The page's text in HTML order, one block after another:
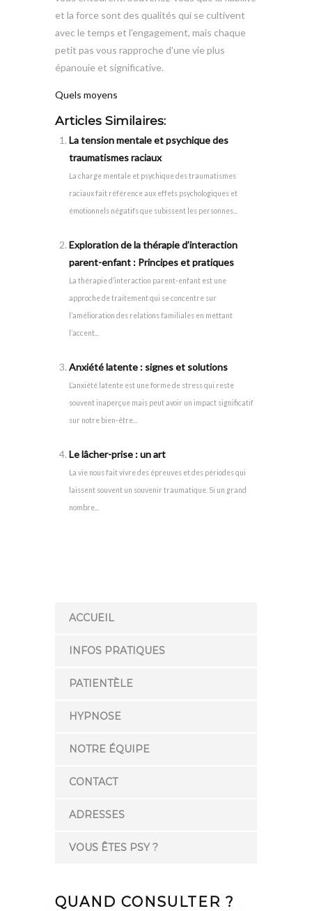
et la force sont des qualités qui se cultivent
avec le temps et l’engagement, mais chaque
petit pas vous rapproche d’une vie plus
épanouie et significative.
Quels moyens
Articles Similaires:
La tension mentale et psychique des
traumatismes raciaux
La charge mentale et psychique des traumatismes
raciaux fait référence aux effets psychologiques et
émotionnels négatifs que subissent les personnes...
Exploration de la thérapie d’interaction
parent-enfant : Principes et pratiques
La thérapie d’interaction parent-enfant est une
approche de traitement qui se concentre sur
l’amélioration des relations familiales en mettant
l’accent...
Anxiété latente : signes et solutions
L’anxiété latente est une forme de stress qui reste
souvent inaperçue mais peut avoir un impact significatif
sur notre bien-être...
Le lâcher-prise : un art
La vie nous fait vivre des épreuves et des périodes qui
laissent souvent un souvenir traumatique. Si un grand
nombre...
ACCUEIL
INFOS PRATIQUES
PATIENTÈLE
HYPNOSE
NOTRE ÉQUIPE
CONTACT
ADRESSES
VOUS ÊTES PSY ?
QUAND CONSULTER ?